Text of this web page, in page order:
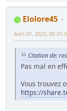
Elolore45
Avril 07, 2025,
Citation de:
Pas mal en
Vous trouvez
https://